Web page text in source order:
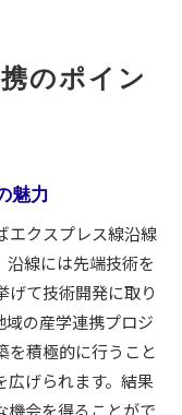
のポイン
魅力
エクスプレス線沿線
線には先端技術を
げて技術開発に取り
の産学連携プロジ
を積極的に行うこと
げられます。結果
機会を得ることがで